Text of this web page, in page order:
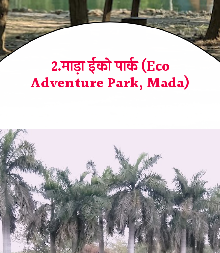
2.माड़ा ईको पार्क (Eco
Adventure Park, Mada)